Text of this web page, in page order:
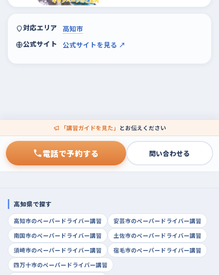
対応エリア 高知市
公式サイト
公式サイトを見る ↗
「講習ガイドを見た」 とお伝えください
電話で予約する 問い合わせる
高知県で探す
高知市のペーパードライバー講習
安芸市のペーパードライバー講習
南国市のペーパードライバー講習
土佐市のペーパードライバー講習
須崎市のペーパードライバー講習
宿毛市のペーパードライバー講習
四万十市のペーパードライバー講習